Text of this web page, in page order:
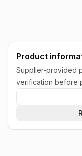
Product
Supplier-provided
verification before